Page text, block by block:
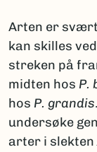
Arten er
kan skilles
streken på
midten hos P.
hos P. grandis
undersøke
arter i slekten